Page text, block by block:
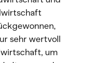
sehr wertvoll
um